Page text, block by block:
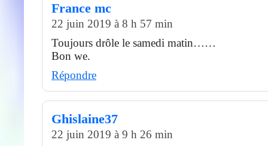
France mc
22 juin 2019 à 8 h 57 min
Toujours drôle le samedi matin……
Bon we.
Répondre
Ghislaine37
22 juin 2019 à 9 h 26 min